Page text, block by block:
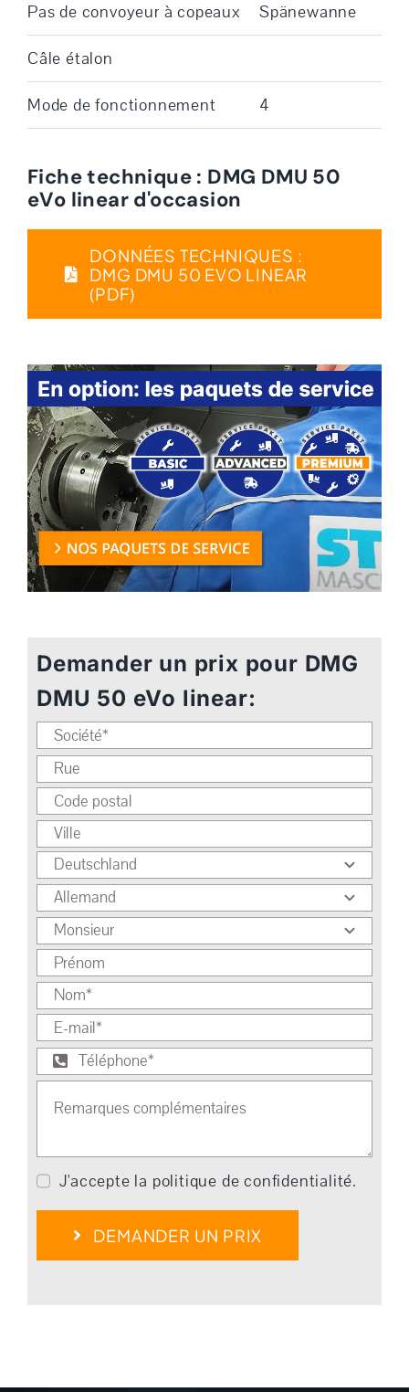
Pas de convoyeur à copeaux Spänewanne
Câle étalon
Mode de fonctionnement 4
Fiche technique : DMG DMU 50
eVo linear d'occasion
DONNÉES TECHNIQUES :
DMG DMU 50 EVO LINEAR
(PDF)
Demander un prix pour DMG
DMU 50 eVo linear:
J'accepte la politique de confidentialité.
DEMANDER UN PRIX